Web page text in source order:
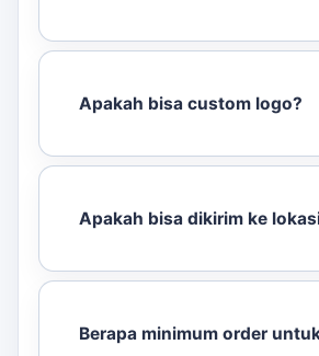
Apakah bisa custom logo?
Apakah bisa dikirim ke
Berapa minimum order